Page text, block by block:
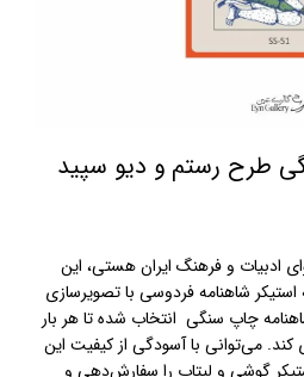
طرح رستم و دیو سپید
شاهنامه فردوسی با تصویرسازی